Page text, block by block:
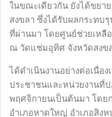
ในขณะเดียวกัน ยังได้ขยา
สงขลา ซึ่งได้รับผลกระทบ
ที่ผ่านมา โดยศูนย์ช่วยเหลื
ณ วัดแช่มอุทิศ จังหวัดสงข
ได้ดำเนินงานอย่างต่อเนื่อ
ประชาชนและหน่วยงานที่
พฤศจิกายนเป็นต้นมา โดย
อำเภอหาดใหญ่ อำเภอสิง